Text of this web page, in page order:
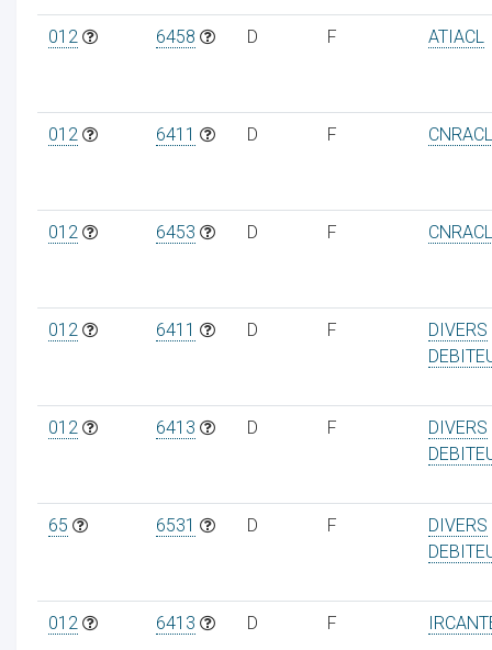
012 6458 D F ATIACL
012 6411 D F CNRACL
012 6453 D F CNRACL
012 6411 D F
DIVERS
012 6413 D F
DIVERS
65 6531 D F
DIVERS
012 6413 D F